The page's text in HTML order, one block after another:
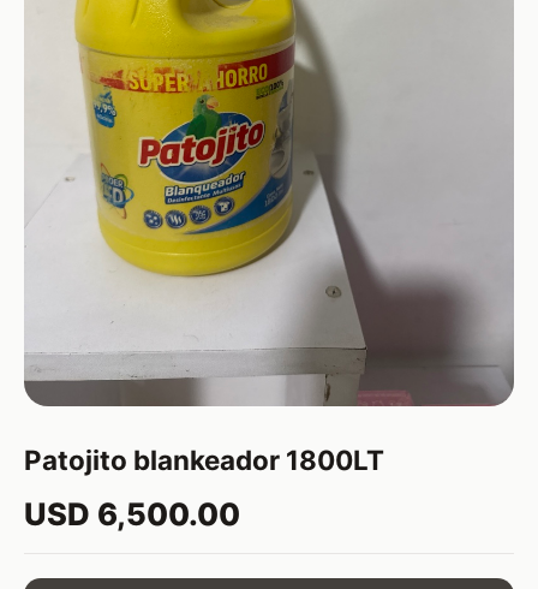
Patojito blankeador 1800LT
USD 6,500.00